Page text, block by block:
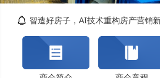
精准解读提质效 | 房土两税专题培
智造好房子，AI技术重构房产营销
关于交纳2026年度会费的通知
转发佛山市自然资源局顺德分局关
佛山市顺德区住房城乡建设和水务